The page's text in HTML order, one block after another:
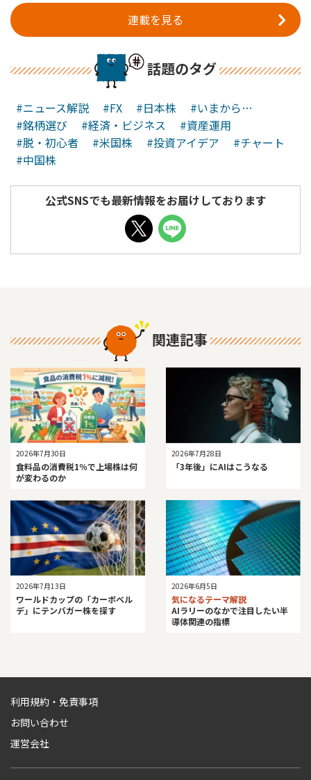
連載を見る
話題のタグ
#ニュース解説 #FX #日本株
#いまから…
#銘柄選び
#経済・ビジネス
#資産運用
#脱・初心者
#米国株 #投資アイデア
#チャート
#中国株
公式SNSでも最新情報をお届けしております
関連記事
2026年7月30日
食料品の消費税1％で上場株は何
が変わるのか
2026年7月28日
「3年後」にAIはこうなる
2026年7月13日
ワールドカップの「カーボベル
デ」にテンバガー株を探す
2026年6月5日
気になるテーマ解説
AIラリーのなかで注目したい半
導体関連の指標
利用規約・免責事項
お問い合わせ
運営会社